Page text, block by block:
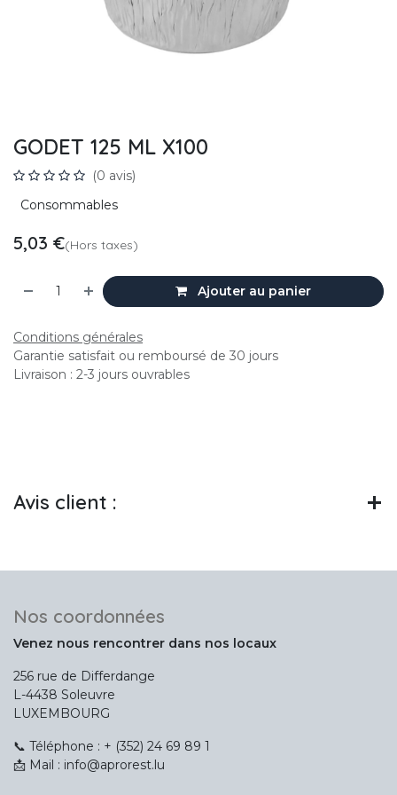
GODET 125 ML X100
(0 avis)
Consommables
5,03 €(Hors taxes)
Ajouter au panier
Conditions générales
Garantie satisfait ou remboursé de 30 jours
Livraison : 2-3 jours ouvrables
Avis client :
Nos coordonnées
Venez nous rencontrer dans nos locaux
256 rue de Differdange
L-4438 Soleuvre
LUXEMBOURG
📞 Téléphone : + (352) 24 69 89 1
📩 Mail : info@aprorest.lu